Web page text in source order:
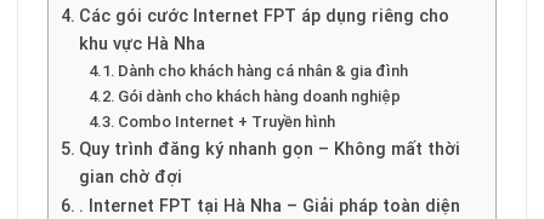
Các gói cước Internet FPT áp dụng riêng cho
khu vực Hà Nha
Dành cho khách hàng cá nhân & gia đình
Gói dành cho khách hàng doanh nghiệp
Combo Internet + Truyền hình
Quy trình đăng ký nhanh gọn – Không mất thời
gian chờ đợi
. Internet FPT tại Hà Nha – Giải pháp toàn diện